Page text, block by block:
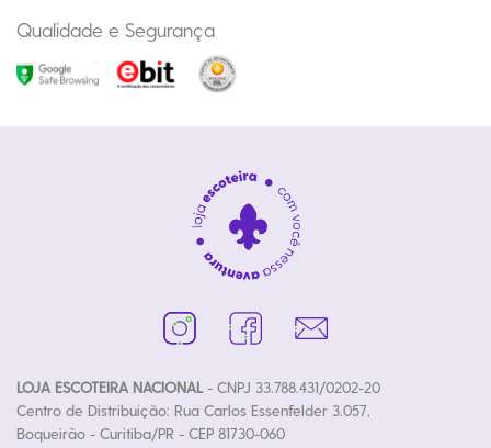
Qualidade e Segurança
LOJA ESCOTEIRA NACIONAL- CNPJ 33.788.431/0202-20
Centro de Distribuição: Rua Carlos Essenfelder 3.057,
Boqueirão - Curitiba/PR - CEP 81730-060